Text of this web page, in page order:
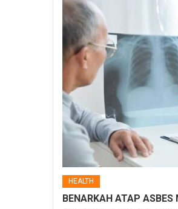
HEALTH
BENARKAH ATAP ASBES